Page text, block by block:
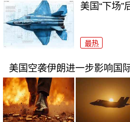
美国“下场”
最热
美国空袭伊朗进一步影响国